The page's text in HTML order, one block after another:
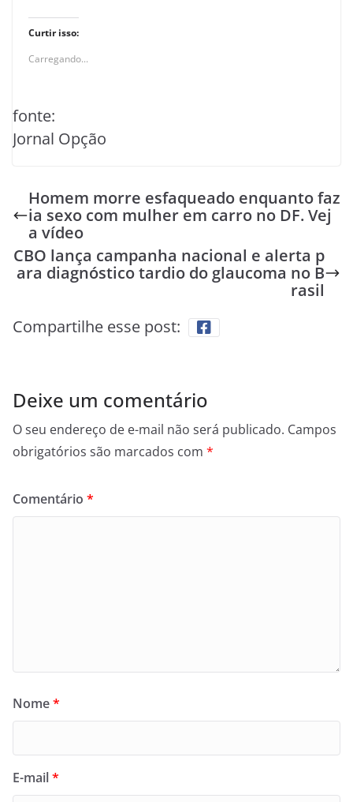
Curtir isso:
Carregando...
fonte:
Jornal Opção
Homem morre esfaqueado enquanto faz
ia sexo com mulher em carro no DF. Vej
a vídeo
CBO lança campanha nacional e alerta p
ara diagnóstico tardio do glaucoma no B
rasil
Compartilhe esse post:
Deixe um comentário
O seu endereço de e-mail não será publicado. Campos
obrigatórios são marcados com *
Comentário *
Nome*
E-mail*